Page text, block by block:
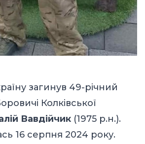
загинув 49-річний
Колківської
Вавдійчик (1975 р.н.).
16 серпня 2024 року.